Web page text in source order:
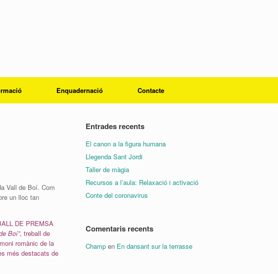
Enquadernació Contacte
Vall de Boí. Com
un lloc tan
DE PREMSA
Boí”, treball de
romànic de la
més destacats de
Entrades recents
El canon a la figura humana
Llegenda Sant Jordi
Taller de màgia
Recursos a l’aula: Relaxació i activació
Conte del coronavirus
Comentaris recents
Champ en En dansant sur la terrasse